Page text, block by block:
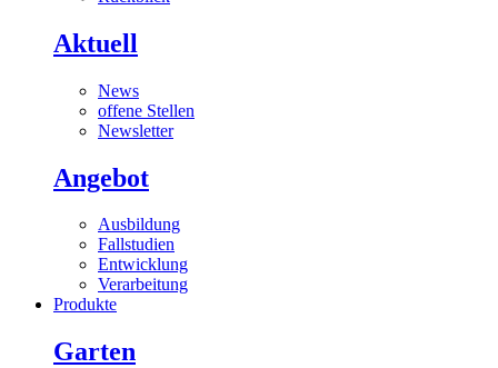
Aktuell
News
offene Stellen
Newsletter
Angebot
Ausbildung
Fallstudien
Entwicklung
Verarbeitung
Produkte
Garten